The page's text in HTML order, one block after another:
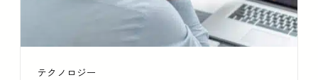
テクノロジー